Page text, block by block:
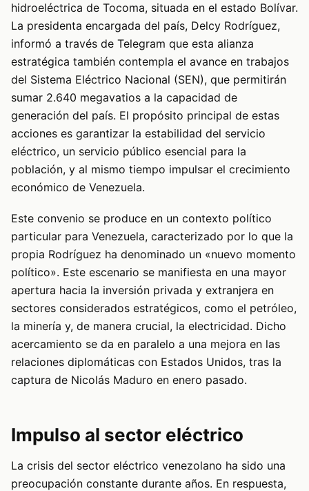
hidroeléctrica de Tocoma, situada en el estado Bolívar.
La presidenta encargada del país, Delcy Rodríguez,
informó a través de Telegram que esta alianza
estratégica también contempla el avance en trabajos
del Sistema Eléctrico Nacional (SEN), que permitirán
sumar 2.640 megavatios a la capacidad de
generación del país. El propósito principal de estas
acciones es garantizar la estabilidad del servicio
eléctrico, un servicio público esencial para la
población, y al mismo tiempo impulsar el crecimiento
económico de Venezuela.
Este convenio se produce en un contexto político
particular para Venezuela, caracterizado por lo que la
propia Rodríguez ha denominado un «nuevo momento
político». Este escenario se manifiesta en una mayor
apertura hacia la inversión privada y extranjera en
sectores considerados estratégicos, como el petróleo,
la minería y, de manera crucial, la electricidad. Dicho
acercamiento se da en paralelo a una mejora en las
relaciones diplomáticas con Estados Unidos, tras la
captura de Nicolás Maduro en enero pasado.
Impulso al sector eléctrico
La crisis del sector eléctrico venezolano ha sido una
preocupación constante durante años. En respuesta,